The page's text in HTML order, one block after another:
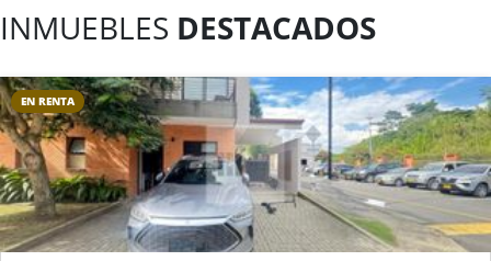
INMUEBLES DESTACADOS
EN RENTA